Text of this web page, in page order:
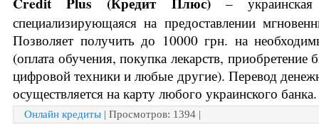
специализирующаяся на предоставлении
Позволяет получить до 10000 грн. на
(оплата обучения, покупка лекарств, приобретение
цифровой техники и любые другие). Перевод
осуществляется на карту любого украинского банка.
Онлайн кредиты | Просмотров: 1394 |